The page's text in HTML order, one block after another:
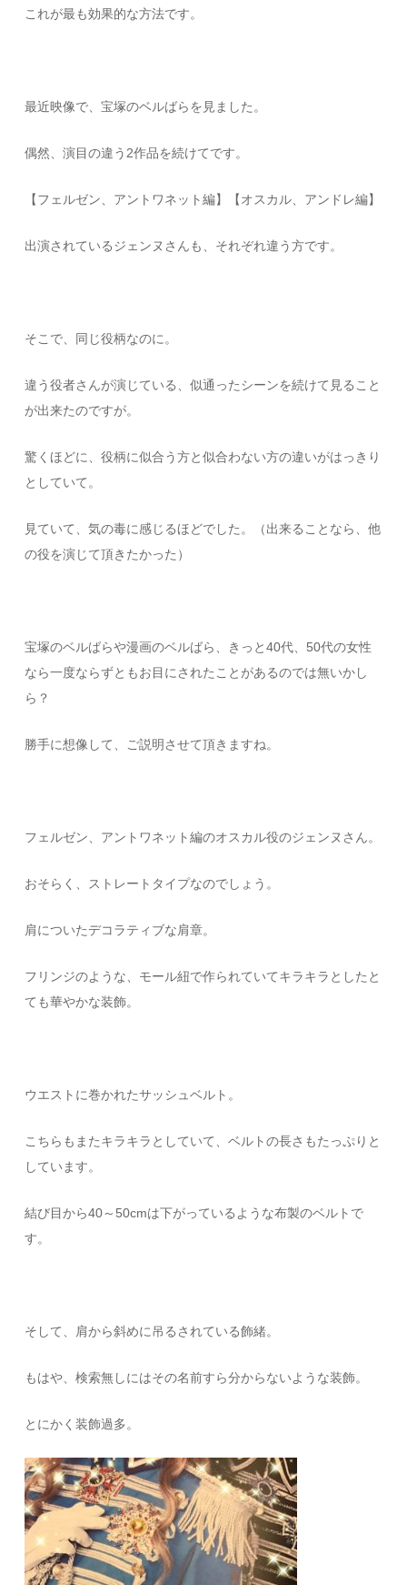
これが最も効果的な方法です。
最近映像で、宝塚のベルばらを見ました。
偶然、演目の違う2作品を続けてです。
【フェルゼン、アントワネット編】【オスカル、アンドレ編】
出演されているジェンヌさんも、それぞれ違う方です。
そこで、同じ役柄なのに。
違う役者さんが演じている、似通ったシーンを続けて見ること
が出来たのですが。
驚くほどに、役柄に似合う方と似合わない方の違いがはっきり
としていて。
見ていて、気の毒に感じるほどでした。（出来ることなら、他
の役を演じて頂きたかった）
宝塚のベルばらや漫画のベルばら、きっと40代、50代の女性
なら一度ならずともお目にされたことがあるのでは無いかし
ら？
勝手に想像して、ご説明させて頂きますね。
フェルゼン、アントワネット編のオスカル役のジェンヌさん。
おそらく、ストレートタイプなのでしょう。
肩についたデコラティブな肩章。
フリンジのような、モール紐で作られていてキラキラとしたと
ても華やかな装飾。
ウエストに巻かれたサッシュベルト。
こちらもまたキラキラとしていて、ベルトの長さもたっぷりと
しています。
結び目から40～50cmは下がっているような布製のベルトで
す。
そして、肩から斜めに吊るされている飾緒。
もはや、検索無しにはその名前すら分からないような装飾。
とにかく装飾過多。